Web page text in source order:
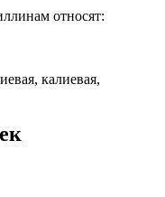
относят:
калиевая,